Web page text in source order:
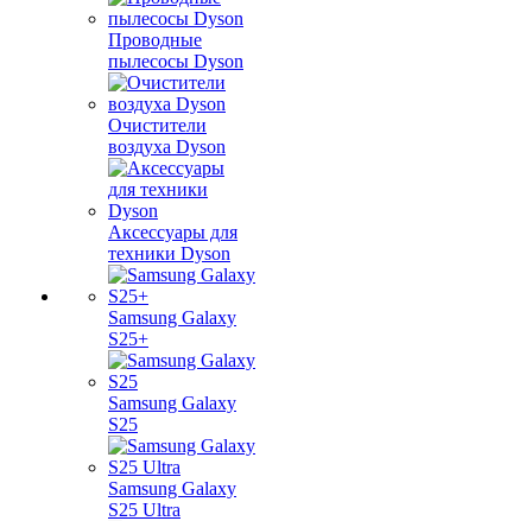
Проводные
пылесосы Dyson
Очистители
воздуха Dyson
Аксессуары для
техники Dyson
Samsung Galaxy
S25+
Samsung Galaxy
S25
Samsung Galaxy
S25 Ultra